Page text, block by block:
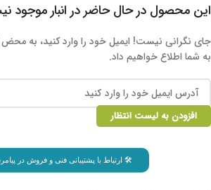
این محصول در حال حاضر در انبار موجود
جای نگرانی نیست! ایمیل خود را وارد کنید، به محض
به شما اطلاع خواهیم داد.
افزودن به لیست انتظار
🛠 ارتباط با پشتیبانی فنی و فروش در